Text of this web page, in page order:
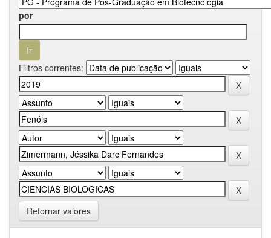
por
Filtros correntes:
Retornar valores